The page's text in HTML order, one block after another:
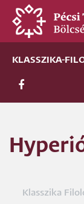
Ugrás
tartalomra
KLASSZIKA-
Klasszika